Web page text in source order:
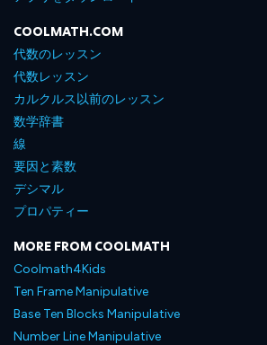
COOLMATH.COM
代数のレッスン
代数レッスン
カルクルス以前のレッスン
数学辞書
線
要因と素数
デシマル
プロパティー
MORE FROM COOLMATH
Coolmath4Kids
Ten Frame Manipulative
Base Ten Blocks Manipulative
Number Line Manipulative